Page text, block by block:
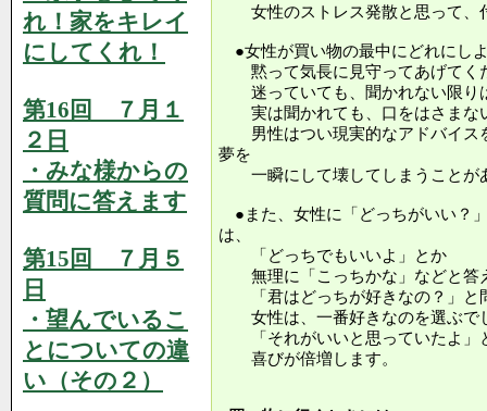
れ！家をキレイ
にしてくれ！
第16回 ７月１
２日
・みな様からの
質問に答えます
第15回 ７月５
日
・望んでいるこ
とについての違
い（その２）
女性のストレス発散と思って、
●女性が買い物の最中にどれにし
黙って気長に見守ってあげてく
迷っていても、聞かれない限り
実は聞かれても、口をはさまな
男性はつい現実的なアドバイス
夢を
一瞬にして壊してしまうことが
●また、女性に「どっちがいい？
は、
「どっちでもいいよ」とか
無理に「こっちかな」などと答
「君はどっちが好きなの？」と
女性は、一番好きなのを選ぶで
「それがいいと思っていたよ」
喜びが倍増します。